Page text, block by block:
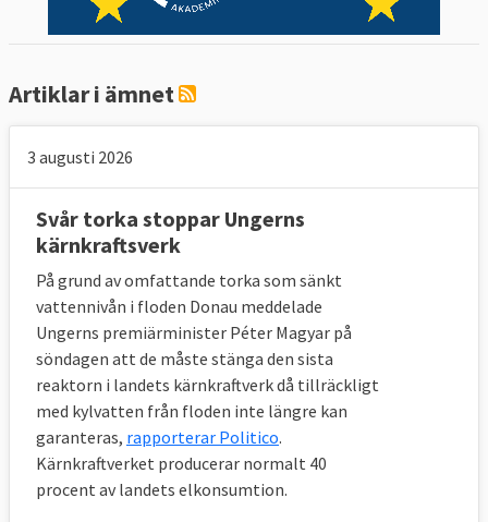
Artiklar i ämnet
3 augusti 2026
Svår torka stoppar Ungerns
kärnkraftsverk
På grund av omfattande torka som sänkt
vattennivån i floden Donau meddelade
Ungerns premiärminister Péter Magyar på
söndagen att de måste stänga den sista
reaktorn i landets kärnkraftverk då tillräckligt
med kylvatten från floden inte längre kan
garanteras, rapporterar Politico.
Kärnkraftverket producerar normalt 40
procent av landets elkonsumtion.